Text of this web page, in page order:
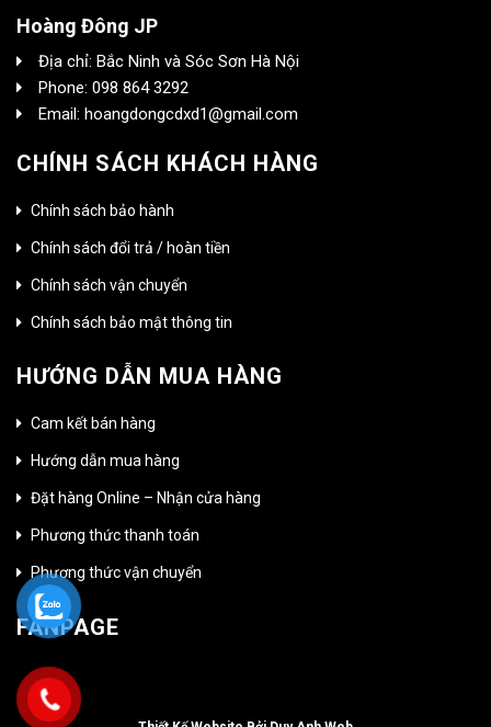
Hoàng Đông JP
Địa chỉ: Bắc Ninh và Sóc Sơn Hà Nội
Phone: 098 864 3292
Email: hoangdongcdxd1@gmail.com
CHÍNH SÁCH KHÁCH HÀNG
Chính sách bảo hành
Chính sách đổi trả / hoàn tiền
Chính sách vận chuyển
Chính sách bảo mật thông tin
HƯỚNG DẪN MUA HÀNG
Cam kết bán hàng
Hướng dẫn mua hàng
Đặt hàng Online – Nhận cửa hàng
Phương thức thanh toán
Phương thức vận chuyển
FANPAGE